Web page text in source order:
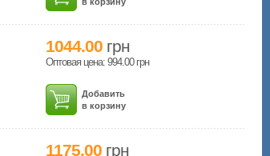
1044.00 грн
Оптовая цена: 994.00 грн
Добавить
в корзину
1175.00 грн